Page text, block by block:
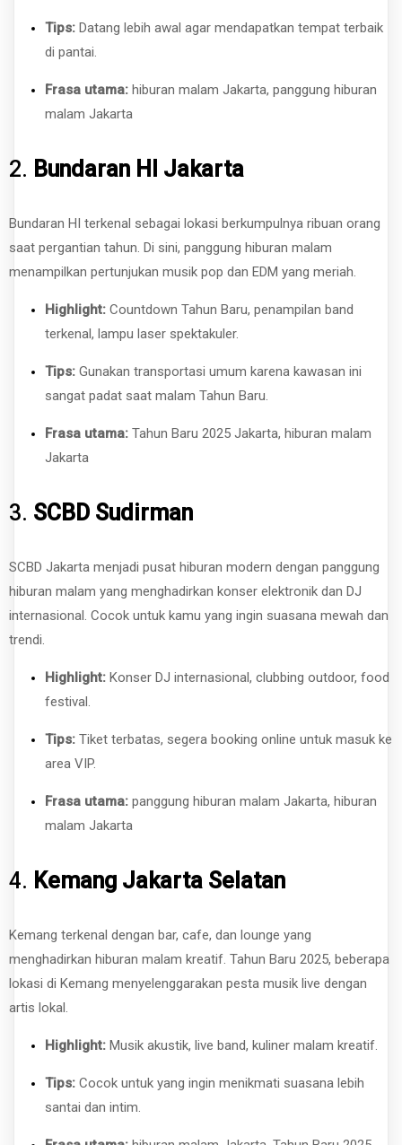
Tips: Datang lebih awal agar mendapatkan tempat terbaik
di pantai.
Frasa utama: hiburan malam Jakarta, panggung hiburan
malam Jakarta
2. Bundaran HI Jakarta
Bundaran HI terkenal sebagai lokasi berkumpulnya ribuan orang
saat pergantian tahun. Di sini, panggung hiburan malam
menampilkan pertunjukan musik pop dan EDM yang meriah.
Highlight: Countdown Tahun Baru, penampilan band
terkenal, lampu laser spektakuler.
Tips: Gunakan transportasi umum karena kawasan ini
sangat padat saat malam Tahun Baru.
Frasa utama: Tahun Baru 2025 Jakarta, hiburan malam
Jakarta
3. SCBD Sudirman
SCBD Jakarta menjadi pusat hiburan modern dengan panggung
hiburan malam yang menghadirkan konser elektronik dan DJ
internasional. Cocok untuk kamu yang ingin suasana mewah dan
trendi.
Highlight: Konser DJ internasional, clubbing outdoor, food
festival.
Tips: Tiket terbatas, segera booking online untuk masuk ke
area VIP.
Frasa utama: panggung hiburan malam Jakarta, hiburan
malam Jakarta
4. Kemang Jakarta Selatan
Kemang terkenal dengan bar, cafe, dan lounge yang
menghadirkan hiburan malam kreatif. Tahun Baru 2025, beberapa
lokasi di Kemang menyelenggarakan pesta musik live dengan
artis lokal.
Highlight: Musik akustik, live band, kuliner malam kreatif.
Tips: Cocok untuk yang ingin menikmati suasana lebih
santai dan intim.